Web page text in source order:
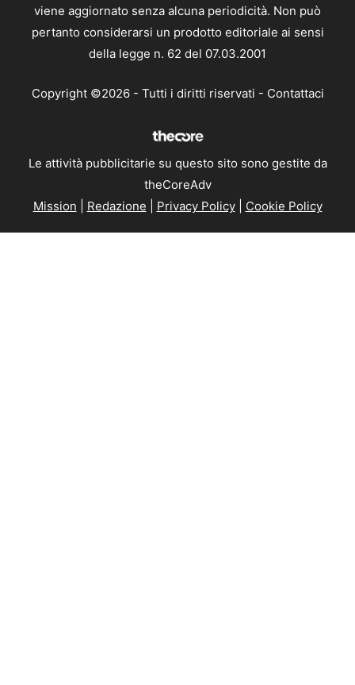
viene aggiornato senza alcuna periodicità. Non può
pertanto considerarsi un prodotto editoriale ai sensi
della legge n. 62 del 07.03.2001
Copyright ©2026 - Tutti i diritti riservati - Contattaci
Le attività pubblicitarie su questo sito sono gestite da
theCoreAdv
Mission
Redazione Privacy Policy| Cookie Policy